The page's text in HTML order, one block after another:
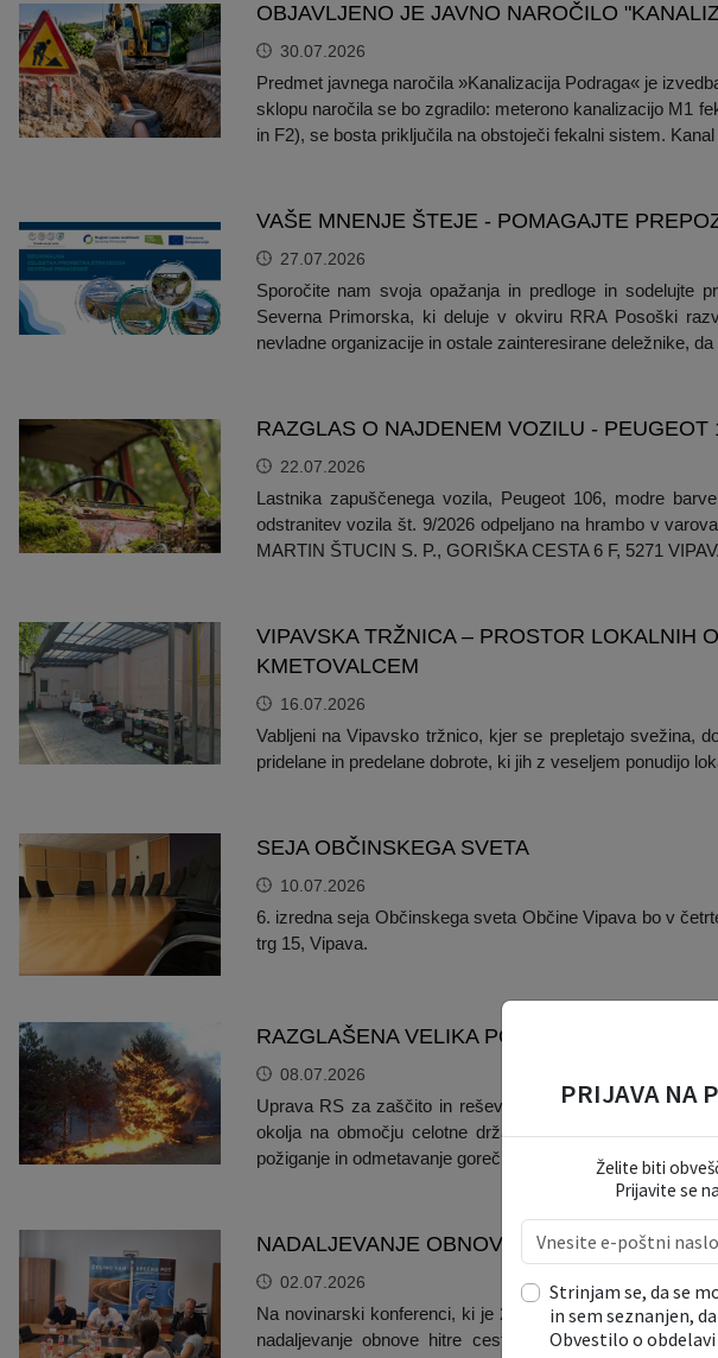
OBJAVLJENO JE JAVNO NAROČILO
30.07.2026
Predmet javnega naročila »Kanalizacija Podraga« je
sklopu naročila se bo zgradilo: meterono kanalizacijo M1
in F2), se bosta priključila na obstoječi fekalni sistem.
VAŠE MNENJE ŠTEJE - POMAGAJTE
27.07.2026
Sporočite nam svoja opažanja in predloge in sodelujte
Severna Primorska, ki deluje v okviru RRA Posoški
nevladne organizacije in ostale zainteresirane deležnike,
RAZGLAS O NAJDENEM VOZILU - PEUGEOT
22.07.2026
Lastnika zapuščenega vozila, Peugeot 106, modre
odstranitev vozila št. 9/2026 odpeljano na hrambo v
MARTIN ŠTUCIN S. P., GORIŠKA CESTA 6 F, 5271
VIPAVSKA TRŽNICA – PROSTOR LOKALNIH
KMETOVALCEM
16.07.2026
Vabljeni na Vipavsko tržnico, kjer se prepletajo svežina,
pridelane in predelane dobrote, ki jih z veseljem ponudijo
SEJA OBČINSKEGA SVETA
10.07.2026
6. izredna seja Občinskega sveta Občine Vipava bo v
trg 15, Vipava.
RAZGLAŠENA VELIKA POŽARNA
08.07.2026
Uprava RS za zaščito in reševanje je od 8. julija 2026
okolja na območju celotne države. V času razglašene
požiganje in odmetavanje gorečih ali drugih predmetov
NADALJEVANJE OBNOVE HITRE CESTE H4
02.07.2026
Na novinarski konferenci, ki je 2. julija 2026 potekala v
nadaljevanje obnove hitre ceste H4 med razcepom
PRIJAVA NA
Želite biti
Prijavite se
Strinjam se, da se
in sem seznanjen,
Obvestilo o